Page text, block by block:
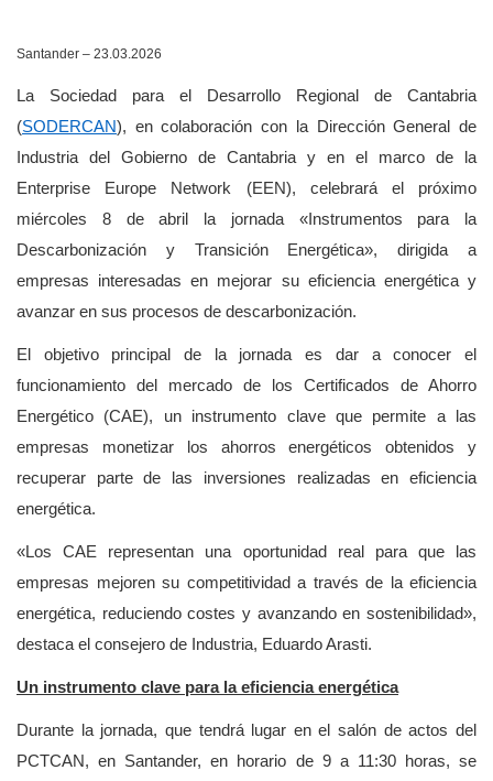
Santander – 23.03.2026
La Sociedad para el Desarrollo Regional de Cantabria
(SODERCAN), en colaboración con la Dirección General de
Industria del Gobierno de Cantabria y en el marco de la
Enterprise Europe Network (EEN), celebrará el próximo
miércoles 8 de abril la jornada «Instrumentos para la
Descarbonización y Transición Energética», dirigida a
empresas interesadas en mejorar su eficiencia energética y
avanzar en sus procesos de descarbonización.
El objetivo principal de la jornada es dar a conocer el
funcionamiento del mercado de los Certificados de Ahorro
Energético (CAE), un instrumento clave que permite a las
empresas monetizar los ahorros energéticos obtenidos y
recuperar parte de las inversiones realizadas en eficiencia
energética.
«Los CAE representan una oportunidad real para que las
empresas mejoren su competitividad a través de la eficiencia
energética, reduciendo costes y avanzando en sostenibilidad»,
destaca el consejero de Industria, Eduardo Arasti.
Un instrumento clave para la eficiencia energética
Durante la jornada, que tendrá lugar en el salón de actos del
PCTCAN, en Santander, en horario de 9 a 11:30 horas, se